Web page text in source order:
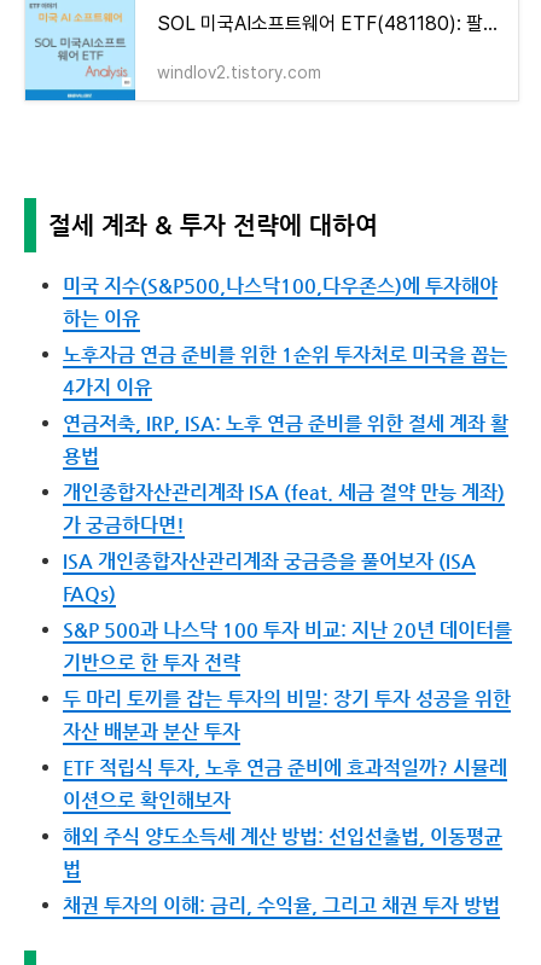
SOL 미국AI소프트웨어 ETF(481180): 팔란티어(PLTR)와 같은 AI 소프트웨어 기업에 투자 하는 방법
windlov2.tistory.com
절세 계좌 & 투자 전략에 대하여
미국 지수(S&P500,나스닥100,다우존스)에 투자해야
하는 이유
노후자금 연금 준비를 위한 1순위 투자처로 미국을 꼽는
4가지 이유
연금저축, IRP, ISA: 노후 연금 준비를 위한 절세 계좌 활
용법
개인종합자산관리계좌 ISA (feat. 세금 절약 만능 계좌)
가 궁금하다면!
ISA 개인종합자산관리계좌 궁금증을 풀어보자 (ISA
FAQs)
S&P 500과 나스닥 100 투자 비교: 지난 20년 데이터를
기반으로 한 투자 전략
두 마리 토끼를 잡는 투자의 비밀: 장기 투자 성공을 위한
자산 배분과 분산 투자
ETF 적립식 투자, 노후 연금 준비에 효과적일까? 시뮬레
이션으로 확인해보자
해외 주식 양도소득세 계산 방법: 선입선출법, 이동평균
법
채권 투자의 이해: 금리, 수익율, 그리고 채권 투자 방법